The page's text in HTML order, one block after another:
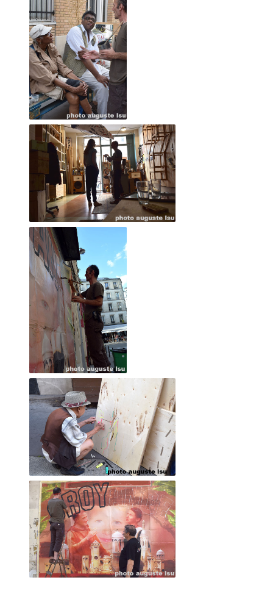
2017 août
2017 juillet
2017 juin
2017 mai
2017 avril
2017 mars
2017 février
2017 janvier
2016 décembre
2016 novembre
2016 octobre
2016 septembre
2016 août
2016 juillet
2016 juin
2016 mai
2016 avril
2016 mars
2016 février
2016 janvier
2015 décembre
2015 novembre
2015 octobre
24 juillet 2021, carton béat